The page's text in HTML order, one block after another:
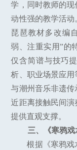
学，同时教师的
动性强的教学活
琵琶教材多改编
弱、注重实用”的
仅含简谱与技巧
析、职业场景应
与潮州音乐非遗
近距离接触民间
提供直观支撑。
三、《寒鸦
根据《寒鸦戏